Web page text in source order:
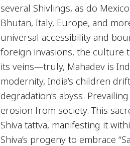
several Shivlings, as do
Bhutan, Italy, Europe, and
universal accessibility and
foreign invasions, the culture
its veins—truly, Mahadev is
modernity, India’s children
degradation’s abyss.
erosion from society. This
Shiva tattva, manifesting it
Shiva’s progeny to embrace